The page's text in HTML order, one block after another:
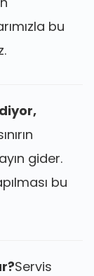
bu
gider.
bu
Servis